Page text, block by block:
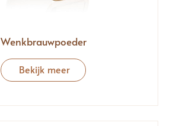
Wenkbrauwpoeder
Bekijk meer